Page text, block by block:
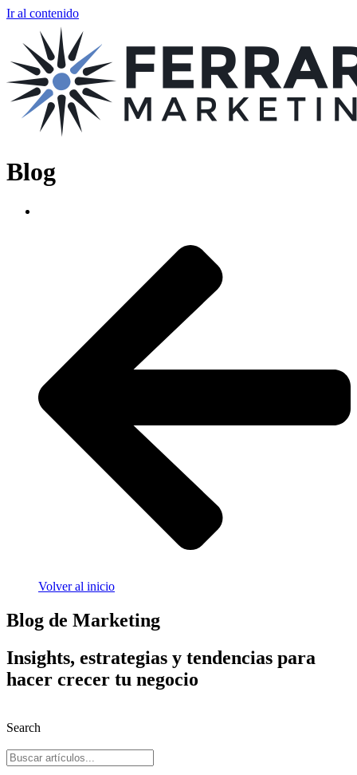
Ir al contenido
Blog
Volver al inicio
Blog de Marketing
Insights, estrategias y tendencias para
hacer crecer tu negocio
Search